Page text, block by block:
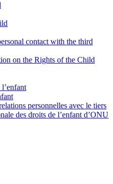
contact with the third
on the Rights of the Child
personnelles avec le tiers
des droits de l’enfant d’ONU